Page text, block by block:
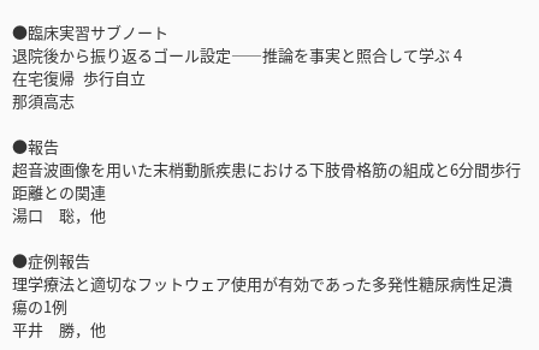
●臨床実習サブノート
退院後から振り返るゴール設定――推論を事実と照合して学ぶ 4
在宅復帰 歩行自立
那須高志
●報告
超音波画像を用いた末梢動脈疾患における下肢骨格筋の組成と6分間歩行
距離との関連
湯口 聡，他
●症例報告
理学療法と適切なフットウェア使用が有効であった多発性糖尿病性足潰
瘍の1例
平井 勝，他